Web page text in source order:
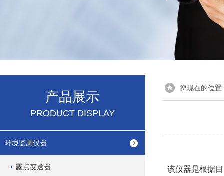
产品展示
PRODUCT DISPLAY
环境监测仪器
露点变送器
您现在的位置
该仪器是根据